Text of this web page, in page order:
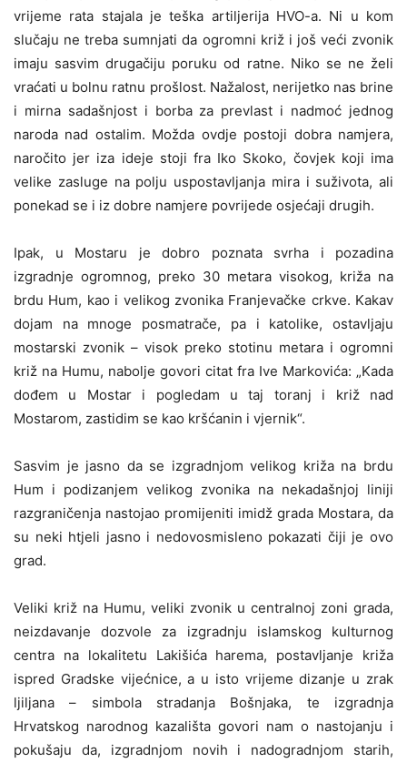
vrijeme rata stajala je teška artiljerija HVO-a. Ni u kom
slučaju ne treba sumnjati da ogromni križ i još veći zvonik
imaju sasvim drugačiju poruku od ratne. Niko se ne želi
vraćati u bolnu ratnu prošlost. Nažalost, nerijetko nas brine
i mirna sadašnjost i borba za prevlast i nadmoć jednog
naroda nad ostalim. Možda ovdje postoji dobra namjera,
naročito jer iza ideje stoji fra Iko Skoko, čovjek koji ima
velike zasluge na polju uspostavljanja mira i suživota, ali
ponekad se i iz dobre namjere povrijede osjećaji drugih.
Ipak, u Mostaru je dobro poznata svrha i pozadina
izgradnje ogromnog, preko 30 metara visokog, križa na
brdu Hum, kao i velikog zvonika Franjevačke crkve. Kakav
dojam na mnoge posmatrače, pa i katolike, ostavljaju
mostarski zvonik – visok preko stotinu metara i ogromni
križ na Humu, nabolje govori citat fra Ive Markovića: „Kada
dođem u Mostar i pogledam u taj toranj i križ nad
Mostarom, zastidim se kao kršćanin i vjernik“.
Sasvim je jasno da se izgradnjom velikog križa na brdu
Hum i podizanjem velikog zvonika na nekadašnjoj liniji
razgraničenja nastojao promijeniti imidž grada Mostara, da
su neki htjeli jasno i nedovosmisleno pokazati čiji je ovo
grad.
Veliki križ na Humu, veliki zvonik u centralnoj zoni grada,
neizdavanje dozvole za izgradnju islamskog kulturnog
centra na lokalitetu Lakišića harema, postavljanje križa
ispred Gradske vijećnice, a u isto vrijeme dizanje u zrak
ljiljana – simbola stradanja Bošnjaka, te izgradnja
Hrvatskog narodnog kazališta govori nam o nastojanju i
pokušaju da, izgradnjom novih i nadogradnjom starih,